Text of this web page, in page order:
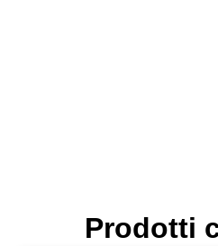
Prodotti